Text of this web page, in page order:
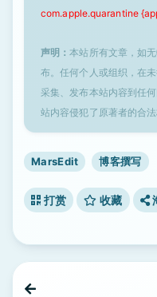
com.apple.quarantine
声明：本站所有文章，如
布。任何个人或组织，在
采集、发布本站内容到任
站内容侵犯了原著者的合
MarsEdit 博客撰写
打赏 收藏